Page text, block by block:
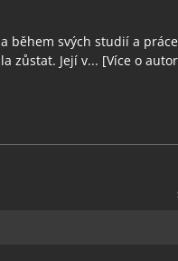
během svých studií a práce
zůstat. Její v... [Více o